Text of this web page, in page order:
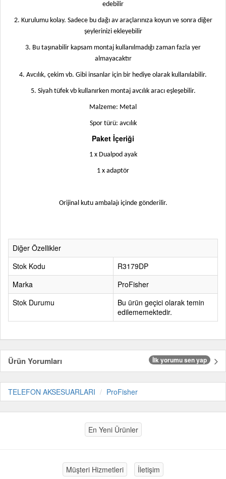
edebilir
2. Kurulumu kolay. Sadece bu dağı av araçlarınıza koyun ve sonra diğer
şeylerinizi ekleyebilir
3. Bu taşınabilir kapsam montaj kullanılmadığı zaman fazla yer
almayacaktır
4. Avcılık, çekim vb. Gibi insanlar için bir hediye olarak kullanılabilir.
5. Siyah tüfek vb kullanırken montaj avcılık aracı eşleşebilir.
Malzeme: Metal
Spor türü: avcılık
Paket İçeriği
1 x Dualpod ayak
1 x adaptör
Orijinal kutu ambalajı içinde gönderilir.
Diğer Özellikler
Stok Kodu
R3179DP
Marka
ProFisher
Stok Durumu
Bu ürün geçici olarak temin
edilememektedir.
Ürün Yorumları İlk yorumu sen yap
TELEFON AKSESUARLARI ProFisher
En Yeni Ürünler
Müşteri Hizmetleri İletişim